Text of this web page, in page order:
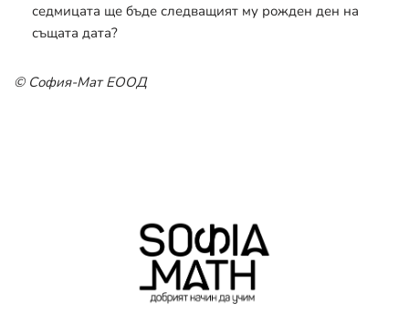
седмицата ще бъде следващият му рожден ден на
същата дата?
© София-Мат ЕООД